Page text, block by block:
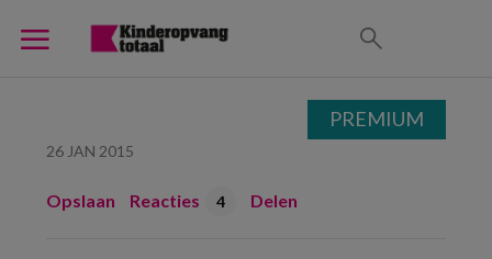
26 JAN 2015
Opslaan Reacties 4 Delen
PREMIUM